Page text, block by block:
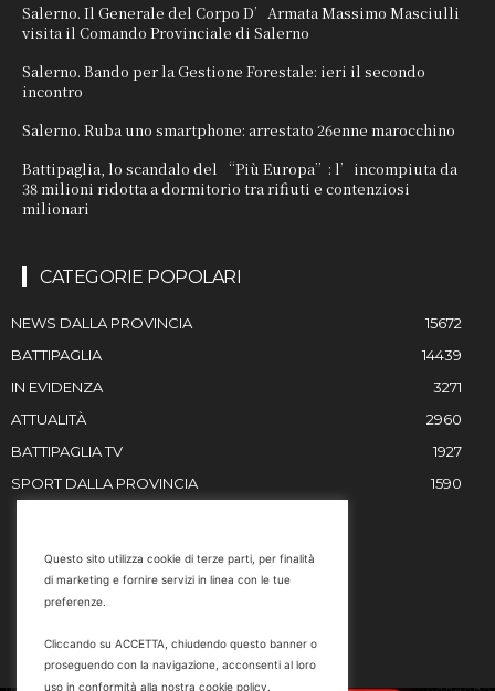
Salerno. Il Generale del Corpo D’Armata Massimo Masciulli
visita il Comando Provinciale di Salerno
Salerno. Bando per la Gestione Forestale: ieri il secondo
incontro
Salerno. Ruba uno smartphone: arrestato 26enne marocchino
Battipaglia, lo scandalo del “Più Europa”: l’incompiuta da
38 milioni ridotta a dormitorio tra rifiuti e contenziosi
milionari
CATEGORIE POPOLARI
NEWS DALLA PROVINCIA
15672
BATTIPAGLIA
14439
IN EVIDENZA
3271
ATTUALITÀ
2960
BATTIPAGLIA TV
1927
SPORT DALLA PROVINCIA
1590
Email
marketing@battipaglia1929.it
carminegaldi@virgilio.it
Questo sito utilizza cookie di terze parti, per finalità
di marketing e fornire servizi in linea con le tue
preferenze.
Cliccando su ACCETTA, chiudendo questo banner o
proseguendo con la navigazione, acconsenti al loro
uso in conformità alla nostra cookie policy.